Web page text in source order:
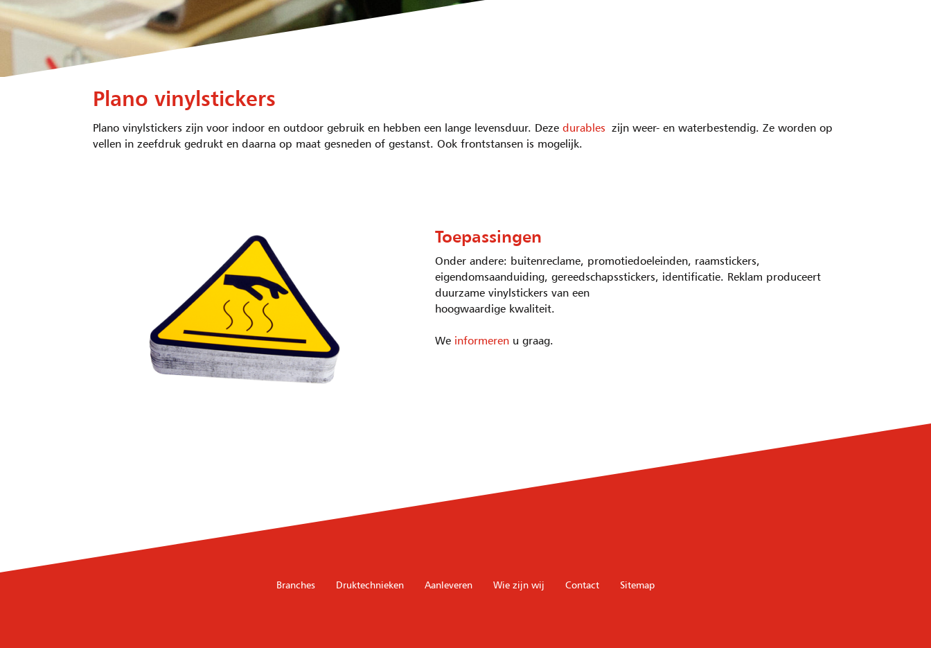
Plano vinylstickers
Plano vinylstickers zijn voor indoor en outdoor gebruik en hebben een lange levensduur. Deze durables zijn weer- en waterbestendig. Ze worden op
vellen in zeefdruk gedrukt en daarna op maat gesneden of gestanst. Ook frontstansen is mogelijk.
Toepassingen
Onder andere: buitenreclame, promotiedoeleinden, raamstickers,
eigendomsaanduiding, gereedschapsstickers, identificatie. Reklam produceert
duurzame vinylstickers van een
hoogwaardige kwaliteit.
We informeren u graag.
Branches Druktechnieken Aanleveren Wie zijn wij Contact Sitemap